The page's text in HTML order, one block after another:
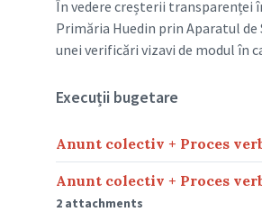
În vedere creșterii transparenței
Primăria Huedin prin Aparatul
unei verificări vizavi de modul în
Execuții bugetare
Anunt colectiv + Proces
Anunt colectiv + Proces
2 attachments